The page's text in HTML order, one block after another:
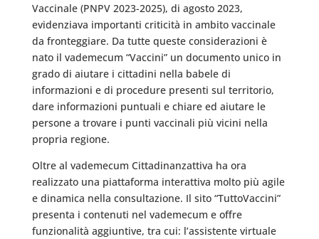
Vaccinale (PNPV 2023-2025), di agosto 2023,
evidenziava importanti criticità in ambito vaccinale
da fronteggiare. Da tutte queste considerazioni è
nato il vademecum “Vaccini” un documento unico in
grado di aiutare i cittadini nella babele di
informazioni e di procedure presenti sul territorio,
dare informazioni puntuali e chiare ed aiutare le
persone a trovare i punti vaccinali più vicini nella
propria regione.
Oltre al vademecum Cittadinanzattiva ha ora
realizzato una piattaforma interattiva molto più agile
e dinamica nella consultazione. Il sito “TuttoVaccini”
presenta i contenuti nel vademecum e offre
funzionalità aggiuntive, tra cui: l’assistente virtuale